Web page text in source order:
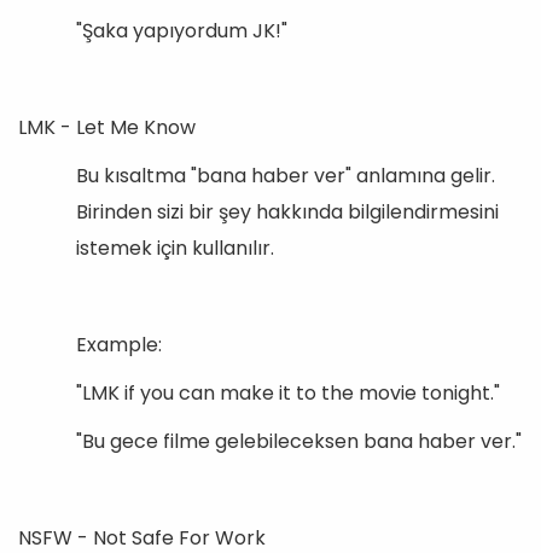
"Şaka yapıyordum JK!"
LMK - Let Me Know
Bu kısaltma "bana haber ver" anlamına gelir.
Birinden sizi bir şey hakkında bilgilendirmesini
istemek için kullanılır.
Example:
"LMK if you can make it to the movie tonight."
"Bu gece filme gelebileceksen bana haber ver."
NSFW - Not Safe For Work